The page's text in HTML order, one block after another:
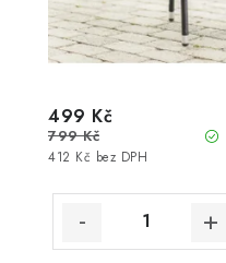
412 Kč bez DPH
499 Kč
799 Kč